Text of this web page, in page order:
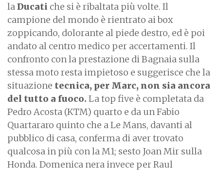
la Ducati che si è ribaltata più volte. Il
campione del mondo è rientrato ai box
zoppicando, dolorante al piede destro, ed è poi
andato al centro medico per accertamenti. Il
confronto con la prestazione di Bagnaia sulla
stessa moto resta impietoso e suggerisce che la
situazione tecnica, per Marc, non sia ancora
del tutto a fuoco. La top five è completata da
Pedro Acosta (KTM) quarto e da un Fabio
Quartararo quinto che a Le Mans, davanti al
pubblico di casa, conferma di aver trovato
qualcosa in più con la M1; sesto Joan Mir sulla
Honda. Domenica nera invece per Raul